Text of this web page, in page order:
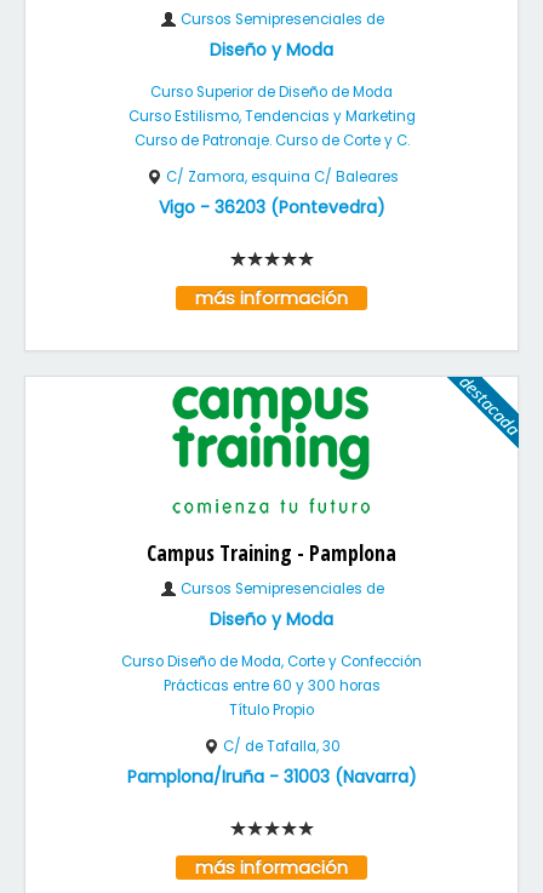
Cursos Semipresenciales de
Diseño y Moda
Curso Superior de Diseño de Moda
Curso Estilismo, Tendencias y Marketing
Curso de Patronaje. Curso de Corte y C.
C/ Zamora, esquina C/ Baleares
Vigo- 36203(Pontevedra)
más información
Campus Training - Pamplona
Cursos Semipresenciales de
Diseño y Moda
Curso Diseño de Moda, Corte y Confección
Prácticas entre 60 y 300 horas
Título Propio
C/ de Tafalla, 30
Pamplona/Iruña- 31003(Navarra)
más información